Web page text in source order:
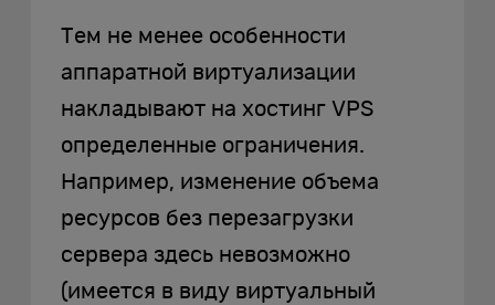
Тем не менее особенности
аппаратной виртуализации
накладывают на хостинг VPS
определенные ограничения.
Например, изменение объема
ресурсов без перезагрузки
сервера здесь невозможно
(имеется в виду виртуальный